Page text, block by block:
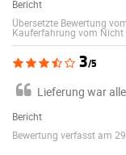
Bericht
Übersetzte Bewertung
Kauferfahrung vom Nicht
3/5
Lieferung war
Bericht
Bewertung verfasst am